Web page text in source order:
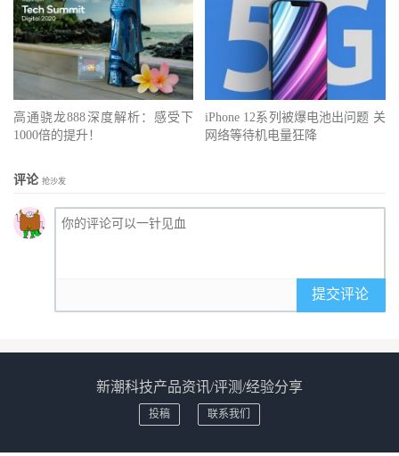
高通骁龙888深度解析：感受下
1000倍的提升！
iPhone 12系列被爆电池出问题 关
网络等待机电量狂降
评论 抢沙发
提交评论
新潮科技产品资讯/评测/经验分享
投稿 联系我们